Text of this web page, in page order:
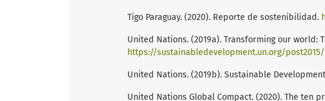
Tigo Paraguay. (2020). Reporte de sostenibilidad.
United Nations. (2019a). Transforming our world:
https://sustainabledevelopment.un.org/
United Nations. (2019b). Sustainable
United Nations Global Compact. (2020). The ten